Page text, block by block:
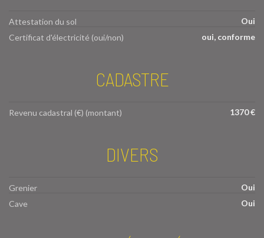
Attestation du sol
Oui
Certificat d'électricité (oui/non)
oui, conforme
CADASTRE
Revenu cadastral (€) (montant) 1370 €
DIVERS
Grenier
Oui
Cave
Oui